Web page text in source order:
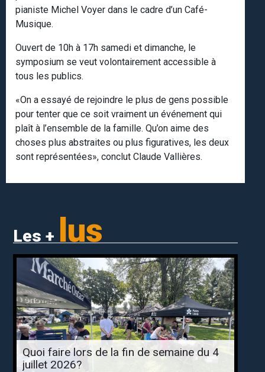
pianiste Michel Voyer dans le cadre d’un Café-
Musique.
Ouvert de 10h à 17h samedi et dimanche, le
symposium se veut volontairement accessible à
tous les publics.
«On a essayé de rejoindre le plus de gens possible
pour tenter que ce soit vraiment un événement qui
plaît à l’ensemble de la famille. Qu’on aime des
choses plus abstraites ou plus figuratives, les deux
sont représentées», conclut Claude Vallières.
Les + lus
Quoi faire lors de la fin de semaine du 4
juillet 2026?